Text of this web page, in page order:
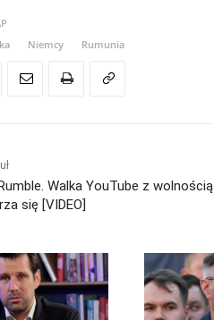
Niemcy Rumunia
Walka YouTube z wolnością
się [VIDEO]